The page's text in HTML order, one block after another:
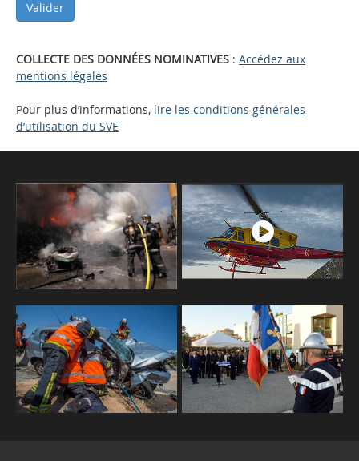
COLLECTE DES DONNÉES NOMINATIVES : Accédez aux
mentions légales
Pour plus d’informations, lire les conditions générales
d’utilisation du SVE